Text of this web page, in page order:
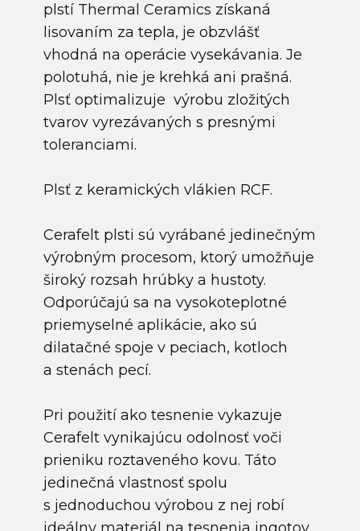
plstí Thermal Ceramics získaná
lisovaním za tepla, je obzvlášť
vhodná na operácie vysekávania. Je
polotuhá, nie je krehká ani prašná.
Plsť optimalizuje výrobu zložitých
tvarov vyrezávaných s presnými
toleranciami.
Plsť z keramických vlákien RCF.
Cerafelt plsti sú vyrábané jedinečným
výrobným procesom, ktorý umožňuje
široký rozsah hrúbky a hustoty.
Odporúčajú sa na vysokoteplotné
priemyselné aplikácie, ako sú
dilatačné spoje v peciach, kotloch
a stenách pecí.
Pri použití ako tesnenie vykazuje
Cerafelt vynikajúcu odolnosť voči
prieniku roztaveného kovu. Táto
jedinečná vlastnosť spolu
s jednoduchou výrobou z nej robí